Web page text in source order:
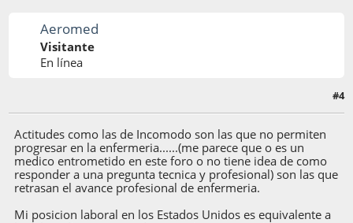
Aeromed
Visitante
En línea
#4
Actitudes como las de Incomodo son las que no permiten
progresar en la enfermeria......(me parece que o es un
medico entrometido en este foro o no tiene idea de como
responder a una pregunta tecnica y profesional) son las que
retrasan el avance profesional de enfermeria.
Mi posicion laboral en los Estados Unidos es equivalente a